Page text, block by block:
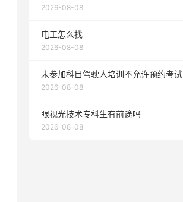
2026-08-08
电工怎么找
2026-08-08
未参加科目驾驶人培训不允许预约考试
2026-08-08
眼视光技术专科生有前途吗
2026-08-08